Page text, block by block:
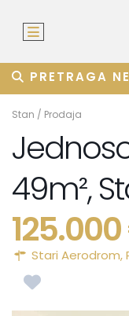
PRETRAGA
Stan / Prodaja
49m²,
Stari Aerodrom,